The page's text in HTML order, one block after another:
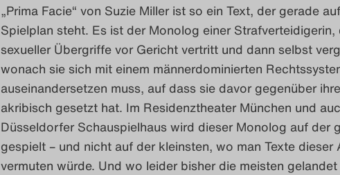
„Prima Facie“ von Suzie Miller ist so ein Text, der gerade
Spielplan steht. Es ist der Monolog einer Strafverteidigerin,
sexueller Übergriffe vor Gericht vertritt und dann selbst
wonach sie sich mit einem männerdominierten
auseinandersetzen muss, auf dass sie davor gegenüber
akribisch gesetzt hat. Im Residenztheater München und
Düsseldorfer Schauspielhaus wird dieser Monolog auf der
gespielt – und nicht auf der kleinsten, wo man Texte dieser
vermuten würde. Und wo leider bisher die meisten